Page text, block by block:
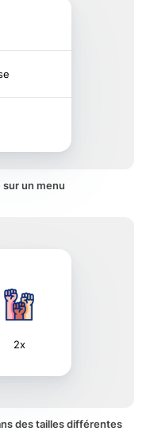
un menu
2x
des tailles différentes